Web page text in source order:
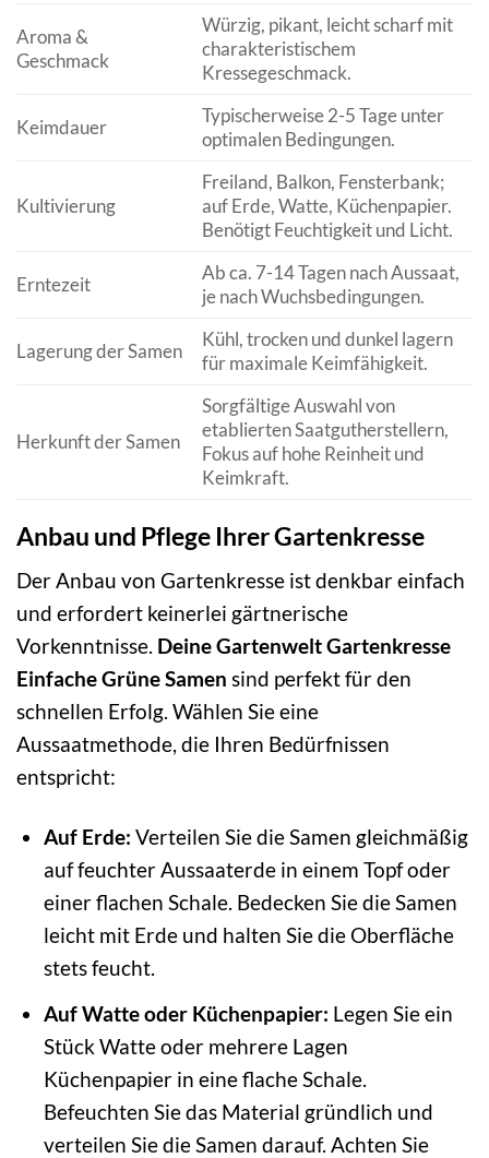
Aroma &
Geschmack
Würzig, pikant, leicht scharf mit
charakteristischem
Kressegeschmack.
Keimdauer
Typischerweise 2-5 Tage unter
optimalen Bedingungen.
Kultivierung
Freiland, Balkon, Fensterbank;
auf Erde, Watte, Küchenpapier.
Benötigt Feuchtigkeit und Licht.
Erntezeit
Ab ca. 7-14 Tagen nach Aussaat,
je nach Wuchsbedingungen.
Lagerung der Samen
Kühl, trocken und dunkel lagern
für maximale Keimfähigkeit.
Herkunft der Samen
Sorgfältige Auswahl von
etablierten Saatgutherstellern,
Fokus auf hohe Reinheit und
Keimkraft.
Anbau und Pflege Ihrer Gartenkresse
Der Anbau von Gartenkresse ist denkbar einfach
und erfordert keinerlei gärtnerische
Vorkenntnisse. Deine Gartenwelt Gartenkresse
Einfache Grüne Samen sind perfekt für den
schnellen Erfolg. Wählen Sie eine
Aussaatmethode, die Ihren Bedürfnissen
entspricht:
Auf Erde: Verteilen Sie die Samen gleichmäßig
auf feuchter Aussaaterde in einem Topf oder
einer flachen Schale. Bedecken Sie die Samen
leicht mit Erde und halten Sie die Oberfläche
stets feucht.
Auf Watte oder Küchenpapier: Legen Sie ein
Stück Watte oder mehrere Lagen
Küchenpapier in eine flache Schale.
Befeuchten Sie das Material gründlich und
verteilen Sie die Samen darauf. Achten Sie